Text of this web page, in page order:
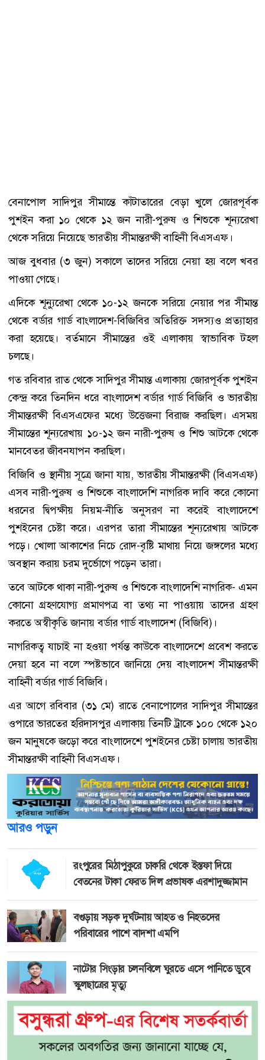
বেনাপোল সাদিপুর সীমান্তে কাঁটাতারের বেড়া খুলে জোরপূর্বক
পুশইন করা ১০ থেকে ১২ জন নারী-পুরুষ ও শিশুকে শূন্যরেখা
থেকে সরিয়ে নিয়েছে ভারতীয় সীমান্তরক্ষী বাহিনী বিএসএফ।
আজ বুধবার (৩ জুন) সকালে তাদের সরিয়ে নেয়া হয় বলে খবর
পাওয়া গেছে।
এদিকে শূন্যুরেখা থেকে ১০-১২ জনকে সরিয়ে নেয়ার পর সীমান্ত
থেকে বর্ডার গার্ড বাংলাদেশ-বিজিবির অতিরিক্ত সদস্যও প্রত্যাহার
করা হয়েছে। বর্তমানে সীমান্তের ওই এলাকায় স্বাভাবিক টহল
চলছে।
গত রবিবার রাত থেকে সাদিপুর সীমান্ত এলাকায় জোরপূর্বক পুশইন
কেন্দ্র করে তিনদিন ধরে বাংলাদেশ বর্ডার গার্ড বিজিবি ও ভারতীয়
সীমান্তরক্ষী বিএসএফের মধ্যে উত্তেজনা বিরাজ করছিল। এসময়
সীমান্তের শূন্যরেখায় ১০-১২ জন নারী-পুরুষ ও শিশু আটকে থেকে
মানবেতর জীবনযাপন করছিল।
বিজিবি ও স্থানীয় সূত্রে জানা যায়, ভারতীয় সীমান্তরক্ষী (বিএসএফ)
এসব নারী-পুরুষ ও শিশুকে বাংলাদেশি নাগরিক দাবি করে কোনো
ধরনের দ্বিপক্ষীয় নিয়ম-নীতি অনুসরণ না করেই বাংলাদেশে
পুশইনের চেষ্টা করে। এরপর তারা সীমান্তের শূন্যরেখায় আটকে
পড়ে। খোলা আকাশের নিচে রোদ-বৃষ্টি মাথায় নিয়ে জঙ্গলের মধ্যে
অবস্থান করায় চরম দুর্ভোগে পড়েন তারা।
তবে আটকে থাকা নারী-পুরুষ ও শিশুকে বাংলাদেশি নাগরিক- এমন
কোনো গ্রহণযোগ্য প্রমাণপত্র বা তথ্য না পাওয়ায় তাদের গ্রহণ
করতে অস্বীকৃতি জানায় বর্ডার গার্ড বাংলাদেশ (বিজিবি)।
নাগরিকত্ব যাচাই না হওয়া পর্যন্ত কাউকে বাংলাদেশে প্রবেশ করতে
দেয়া হবে না বলে স্পষ্টভাবে জানিয়ে দেয় বাংলাদেশ সীমান্তরক্ষী
বাহিনী বর্ডার গার্ড বিজিবি।
এর আগে রবিবার (৩১ মে) রাতে বেনাপোলের সাদিপুর সীমান্তের
ওপারে ভারতের হরিদাসপুর এলাকায় তিনটি ট্রাকে ১০০ থেকে ১২০
জন মানুষকে জড়ো করে বাংলাদেশে পুশইনের চেষ্টা চালায় ভারতীয়
সীমান্তরক্ষী বাহিনী বিএসএফ।
আরও পড়ুন
রংপুরের মিঠাপুকুরে চাকরি থেকে ইস্তফা দিয়ে
বেতনের টাকা ফেরত দিল প্রভাষক এরশাদুজ্জামান
বগুড়ায় সড়ক দুর্ঘটনায় আহত ও নিহতদের
পরিবারের পাশে বাদশা এমপি
নাটোর সিংড়ার চলনবিলে ঘুরতে এসে পানিতে ডুবে
স্কুলছাত্রের মৃত্যু